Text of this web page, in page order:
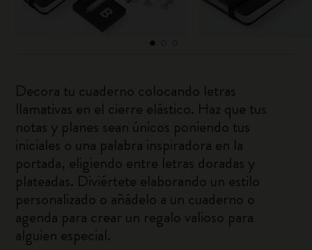
Decora tu cuaderno colocando letras
llamativas en el cierre elástico. Haz que tus
notas y planes sean únicos poniendo tus
iniciales o una palabra inspiradora en la
portada, eligiendo entre letras doradas y
plateadas. Diviértete elaborando un estilo
personalizado o añádelo a un cuaderno o
agenda para crear un regalo valioso para
alguien especial.